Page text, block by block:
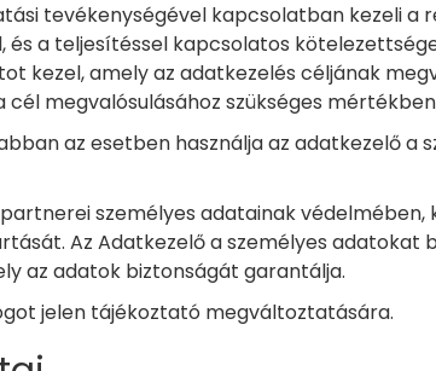
tevékenységével kapcsolatban kezeli a
a teljesítéssel kapcsolatos
kezel, amely az adatkezelés céljának
megvalósulásához szükséges mértékben
az esetben használja az adatkezelő a
személyes adatainak
Az Adatkezelő a személyes adatokat
az adatok biztonságát garantálja.
jelen tájékoztató megváltoztatására.